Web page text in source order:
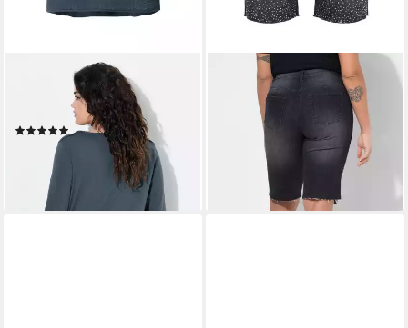
ANGEL OF STYLE
T-Shirt T-Shirt A-Linie cold
dyed Glitzer-Stern
(1)
27,99 €
lieferbar - in 2-3 Werktagen bei dir
ANGEL OF STYLE
Regular-fit-Jeans Jeans-
Bermuda Straight Fit
Ziersteinchen
lieferbar - in 2-3 Werktagen bei dir